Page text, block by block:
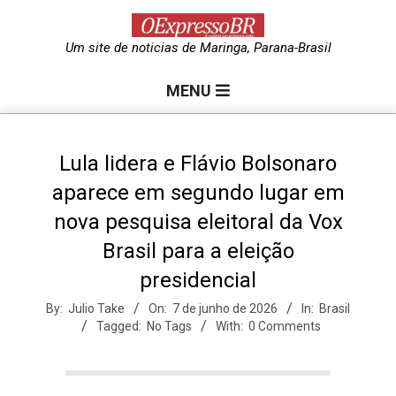
e
Um site de noticias de Maringa, Parana-Brasil
MENU
Lula lidera e Flávio Bolsonaro
aparece em segundo lugar em
nova pesquisa eleitoral da Vox
Brasil para a eleição
presidencial
By: Julio Take On: 7 de junho de 2026 In: Brasil
Tagged: No Tags With: 0 Comments